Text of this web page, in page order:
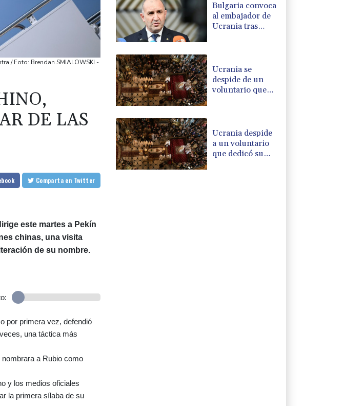
/ Foto: Brendan SMIALOWSKI -
DE LAS
Comparta en Twitter
este martes a Pekín
chinas, una visita
de su nombre.
por primera vez, defendió
una táctica más
a Rubio como
y los medios oficiales
la primera sílaba de su
Bulgaria convoca
al embajador de
Ucrania tras
Ucrania se
despide de un
voluntario que
Ucrania despide
a un voluntario
que dedicó su